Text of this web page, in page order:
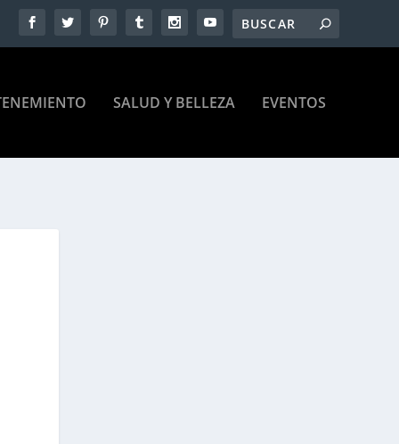
SALUD Y BELLEZA EVENTOS